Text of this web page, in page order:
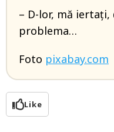
– D-lor, mă iertați,
problema…
Foto pixabay.com
Like